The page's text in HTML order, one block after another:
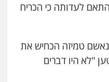
תעבורה
מעצרים הליכי הסגרה
לעדותה כי הכריח
טמיזה הכחיש את
"לא היו דברים